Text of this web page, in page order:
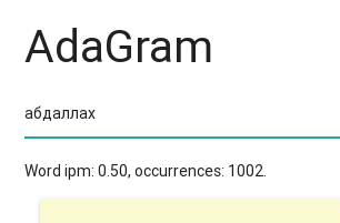
AdaGram
Word ipm: 0.50, occurrences: 1002.